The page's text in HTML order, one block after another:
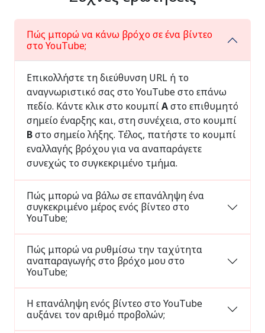
Πώς μπορώ να κάνω βρόχο σε ένα βίντεο
στο YouTube;
Επικολλήστε τη διεύθυνση URL ή το
αναγνωριστικό σας στο YouTube στο επάνω
πεδίο. Κάντε κλικ στο κουμπίΑστο επιθυμητό
σημείο έναρξης και, στη συνέχεια, στο κουμπί
Βστο σημείο λήξης. Τέλος, πατήστε το κουμπί
εναλλαγής βρόχου για να αναπαράγετε
συνεχώς το συγκεκριμένο τμήμα.
Πώς μπορώ να βάλω σε επανάληψη ένα
συγκεκριμένο μέρος ενός βίντεο στο
YouTube;
Πώς μπορώ να ρυθμίσω την ταχύτητα
αναπαραγωγής στο βρόχο μου στο
YouTube;
Η επανάληψη ενός βίντεο στο YouTube
αυξάνει τον αριθμό προβολών;